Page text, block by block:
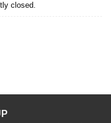
closed.